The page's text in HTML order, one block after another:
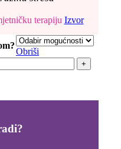
terapiju Izvor
Obriši